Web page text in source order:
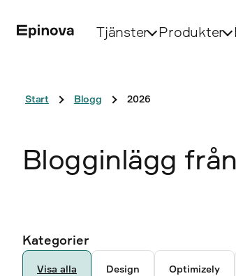
Tjänster Produkter
Start Blogg 2026
Blogginlägg
Ancestor pages
6792
Kategorier
Visa alla Design Optimizely